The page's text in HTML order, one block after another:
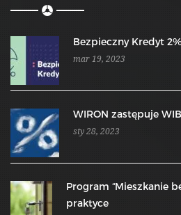
Bezpieczny Kredyt
mar 19, 2023
WIRON zastępuje
sty 28, 2023
Program “Mieszkanie
praktyce